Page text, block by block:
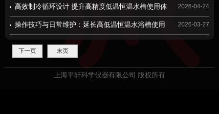
高效制冷循环设计 提升高精度低温恒温水槽使用体
验
2026-04-24
操作技巧与日常维护：延长高低温恒温水浴槽使用
2026-03-27
下一页 末页
上海平轩科学仪器有限公司 版权所有